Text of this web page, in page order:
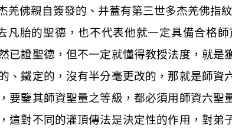
羌佛親自簽發的、并蓋有第三世多杰羌佛指
凡胎的聖德，也不代表他就一定具備合格
已證聖德，但不一定就懂得教授法度，就
、鐵定的，沒有半分毫更改的，那就是師
要鑒其師資聖量之等級，都必須用師資六
這對不同的灌頂傳法是決定性的作用，對